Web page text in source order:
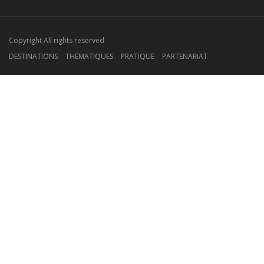
Copyright All rights reserved
DESTINATIONS
THEMATIQUES PRATIQUE PARTENARIAT